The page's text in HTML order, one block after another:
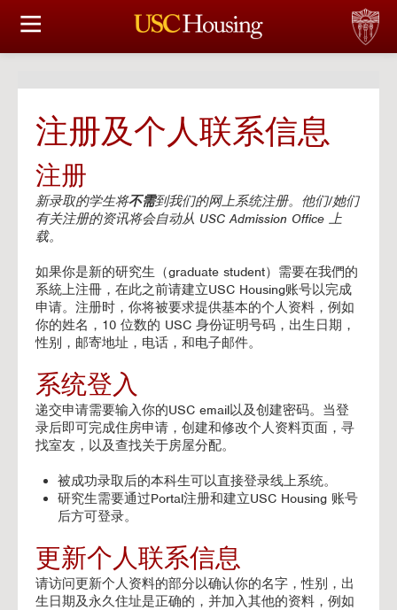
住房选择
财务实事资讯
服务
会议资讯
连接
常见问题解答
注册及个人联系信息
注册
新录取的学生将不需到我们的网上系统注册。他们/她们
有关注册的资讯将会自动从 USC Admission Office 上
载。
如果你是新的研究生（graduate student）需要在我們的
系統上注冊，在此之前请建立USC Housing账号以完成
申请。注册时，你将被要求提供基本的个人资料，例如
你的姓名，10 位数的 USC 身份证明号码，出生日期，
性别，邮寄地址，电话，和电子邮件。
系统登入
递交申请需要输入你的USC email以及创建密码。当登
录后即可完成住房申请，创建和修改个人资料页面，寻
找室友，以及查找关于房屋分配。
被成功录取后的本科生可以直接登录线上系统。
研究生需要通过Portal注册和建立USC Housing 账号
后方可登录。
更新个人联系信息
请访问更新个人资料的部分以确认你的名字，性别，出
生日期及永久住址是正确的，并加入其他的资料，例如